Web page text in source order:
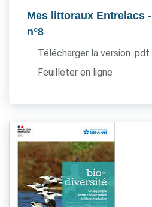
Mes littoraux Entrelacs -
n°8
Télécharger la version .pdf
Feuilleter en ligne